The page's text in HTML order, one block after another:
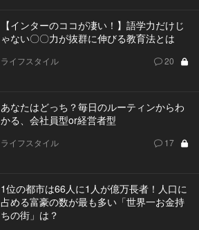
【インターのココが凄い！】語学力だけじ
ゃない〇〇力が抜群に伸びる教育法とは
ライフスタイル 20
あなたはどっち？毎日のルーティンからわ
かる、会社員型or経営者型
ライフスタイル 17
1位の都市は66人に1人が億万長者！人口に
占める富豪の数が最も多い「世界一お金持
ちの街」は？